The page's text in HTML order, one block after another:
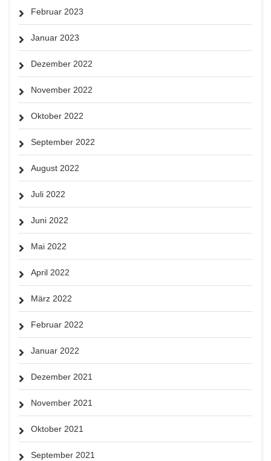
Februar 2023
Januar 2023
Dezember 2022
November 2022
Oktober 2022
September 2022
August 2022
Juli 2022
Juni 2022
Mai 2022
April 2022
März 2022
Februar 2022
Januar 2022
Dezember 2021
November 2021
Oktober 2021
September 2021